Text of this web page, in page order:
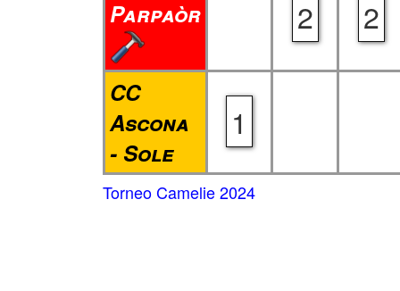
Parpaòr
2 2
CC
Ascona
- Sole
1
Torneo Camelie 2024